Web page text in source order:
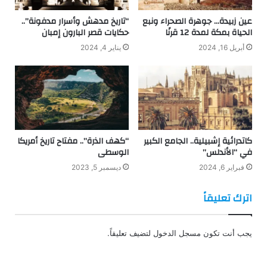
عين زبيدة… جوهرة الصحراء ونبع
الحياة بمكة لمدة 12 قرنًا
أبريل 16, 2024
“تاريخ مدهش وأسرار مدفونة”..
حكايات قصر البارون إمبان
يناير 4, 2024
كاتدرائية إشبيلية.. الجامع الكبير
في “الأندلس”
فبراير 6, 2024
“كهف الذرة”.. مفتاح تاريخ أمريكا
الوسطى
ديسمبر 5, 2023
اترك تعليقاً
يجب أنت تكون مسجل الدخول لتضيف تعليقاً.